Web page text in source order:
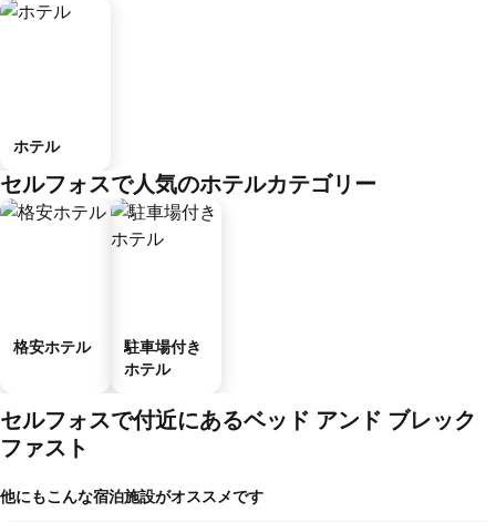
ホテル
セルフォスで人気のホテルカテゴリー
格安ホテル
駐車場付き
ホテル
セルフォスで付近にあるベッド アンド ブレック
ファスト
他にもこんな宿泊施設がオススメです